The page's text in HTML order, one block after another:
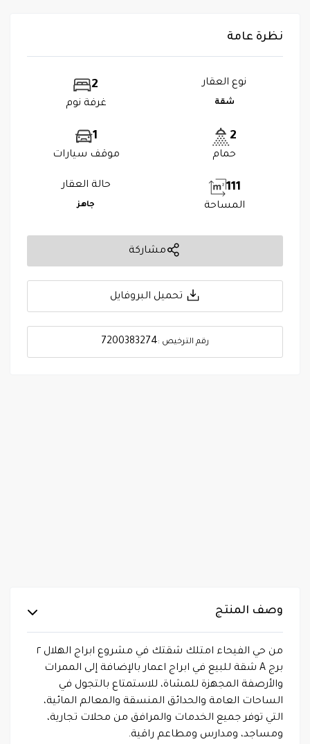
نظرة عامة
نوع العقار
شقة
2
غرفة نوم
2
حمام
1
موقف سيارات
111
المساحة
حالة العقار
جاهز
مشاركة
تحميل البروفايل
رقم الترخيص :7200383274
وصف المنتج
من حي الفيحاء امتلك شقتك في مشروع ابراج الهلال ٢
برج A شقة للبيع في ابراج اعمار بالإضافة إلى الممرات
والأرصفة المجهزة للمشاة، للاستمتاع بالتجول في
الساحات العامة والحدائق المنسقة والمعالم المائية،
التي توفر جميع الخدمات والمرافق من محلات تجارية،
ومساجد، ومدارس ومطاعم راقية.